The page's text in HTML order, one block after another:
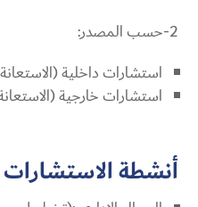
2-حسب المصدر:
استشارات داخلية
استشارات خارجية
أنشطة الاستشارات